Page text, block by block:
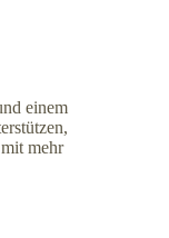
einem
mehr